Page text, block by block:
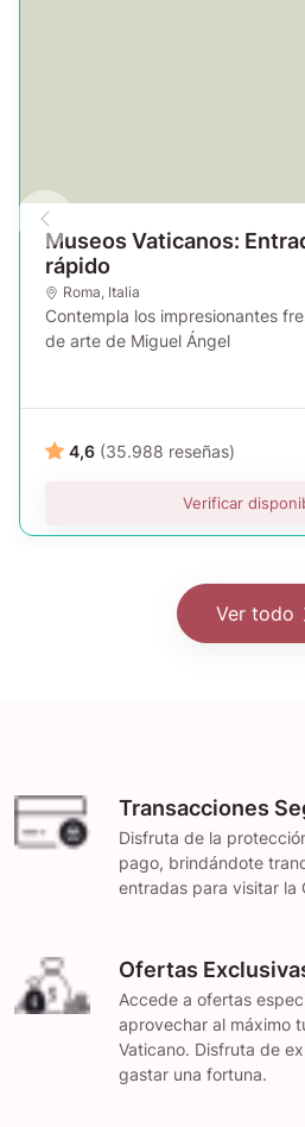
Museos Vaticanos:
rápido
Roma, Italia
Contempla los impresionantes
de arte de Miguel Ángel
4,6 (35.988 reseñas)
Verificar
Ver todo
Transacciones
Disfruta de la
pago, brindándote
entradas para visitar la
Ofertas
Accede a ofertas
aprovechar al máximo
Vaticano. Disfruta de
gastar una fortuna.